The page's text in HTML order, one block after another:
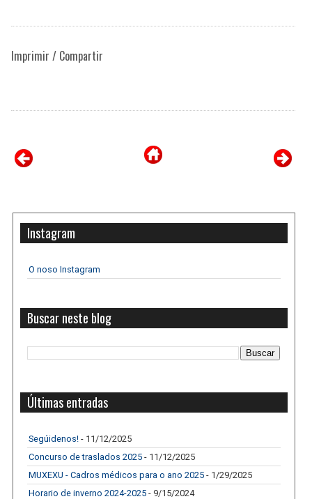
Imprimir / Compartir
Instagram
O noso Instagram
Buscar neste blog
Últimas entradas
Segúidenos! - 11/12/2025
Concurso de traslados 2025 - 11/12/2025
MUXEXU - Cadros médicos para o ano 2025 - 1/29/2025
Horario de inverno 2024-2025 - 9/15/2024